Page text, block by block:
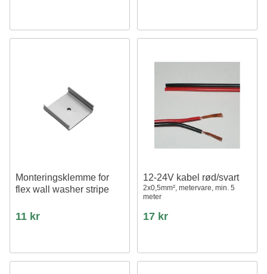
Monteringsklemme for
flex wall washer stripe
11 kr
12-24V kabel rød/svart
2x0,5mm², metervare, min. 5
meter
17 kr